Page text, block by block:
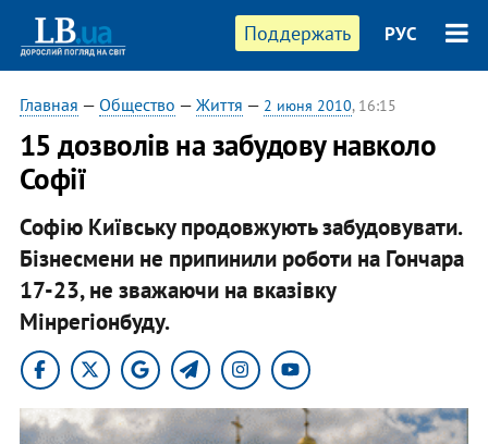
Поддержать РУС
Главная — Общество — Життя — 2 июня 2010, 16:15
15 дозволів на забудову навколо
Софії
Софію Київську продовжують забудовувати.
Бізнесмени не припинили роботи на Гончара
17-23, не зважаючи на вказівку
Мінрегіонбуду.